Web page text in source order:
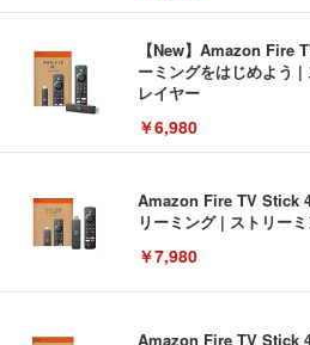
【New】Amazon Fire
ーミングをはじめよう
レイヤー
￥6,980
Amazon Fire TV Stick
リーミング | ストリー
￥7,980
Amazon Fire TV Stick